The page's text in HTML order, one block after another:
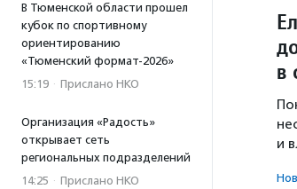
В Тюменской области прошел
кубок по спортивному
ориентированию
«Тюменский формат-2026»
15:19 · Прислано НКО
Организация «Радость»
открывает сеть
региональных подразделений
14:25 · Прислано НКО
в
и